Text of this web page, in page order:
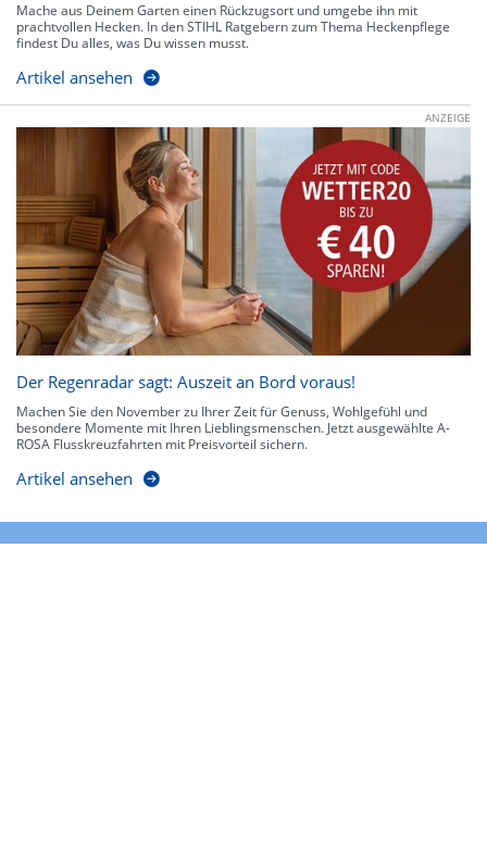
Mache aus Deinem Garten einen Rückzugsort und umgebe ihn mit
prachtvollen Hecken. In den STIHL Ratgebern zum Thema Heckenpflege
findest Du alles, was Du wissen musst.
Artikel ansehen
ANZEIGE
Der Regenradar sagt: Auszeit an Bord voraus!
Machen Sie den November zu Ihrer Zeit für Genuss, Wohlgefühl und
besondere Momente mit Ihren Lieblingsmenschen. Jetzt ausgewählte A-
ROSA Flusskreuzfahrten mit Preisvorteil sichern.
Artikel ansehen